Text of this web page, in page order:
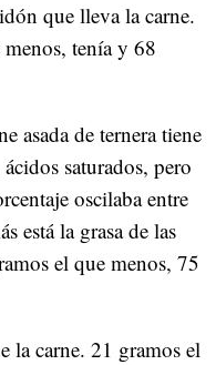
que lleva la carne.
tenía y 68
asada de ternera tiene
saturados, pero
oscilaba entre
está la grasa de las
el que menos, 75
la carne. 21 gramos el